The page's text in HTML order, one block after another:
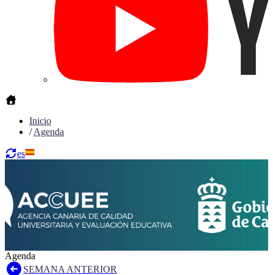
Inicio
/Agenda
es
Agenda
SEMANA ANTERIOR